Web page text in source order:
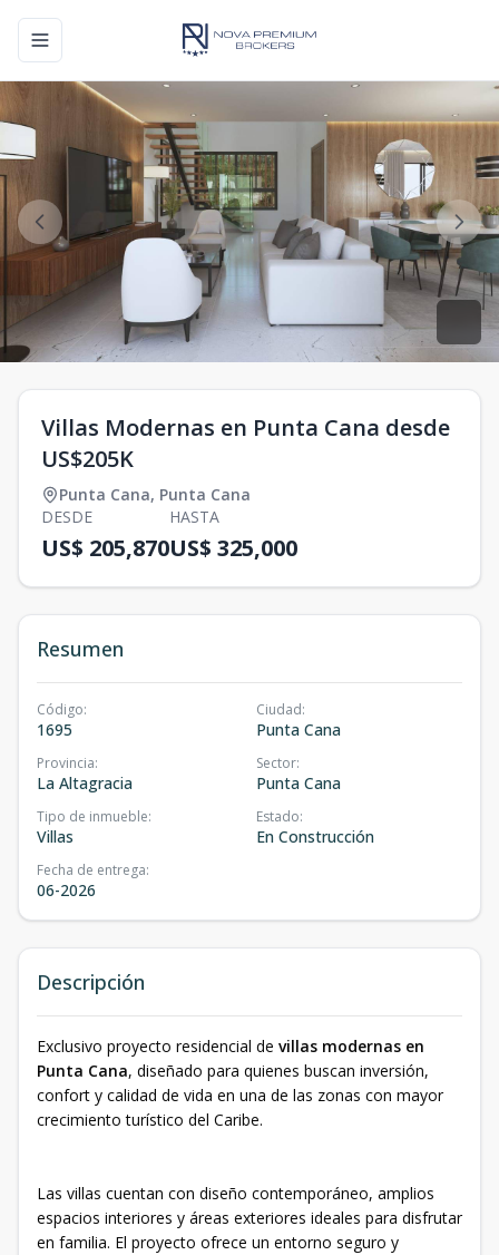
Toggle navigation menu
Villas Modernas en Punta Cana desde
US$205K
Punta Cana, Punta Cana
DESDE
US$ 205,870
HASTA
US$ 325,000
Resumen
Código:
1695
Ciudad:
Punta Cana
Provincia:
La Altagracia
Sector:
Punta Cana
Tipo de inmueble:
Villas
Estado:
En Construcción
Fecha de entrega:
06-2026
Descripción
Exclusivo proyecto residencial de villas modernas en
Punta Cana, diseñado para quienes buscan inversión,
confort y calidad de vida en una de las zonas con mayor
crecimiento turístico del Caribe.
Las villas cuentan con diseño contemporáneo, amplios
espacios interiores y áreas exteriores ideales para disfrutar
en familia. El proyecto ofrece un entorno seguro y